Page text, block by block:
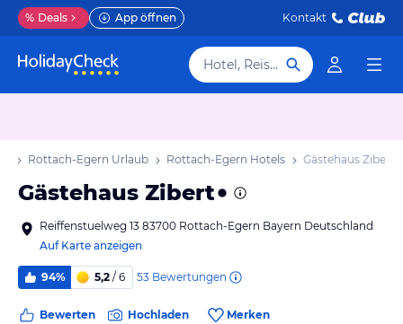
% Deals App öffnen Kontakt
Hotel, Reiseziel
Rottach-Egern Urlaub Rottach-Egern Hotels Gästehaus Zibert
Gästehaus Zibert
Reiffenstuelweg 13 83700 Rottach-Egern Bayern Deutschland
Auf Karte anzeigen
94% 5,2 / 6 53 Bewertungen
Bewerten Hochladen Merken